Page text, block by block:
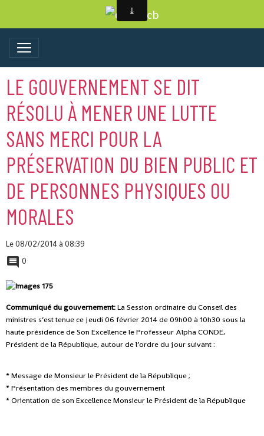
LE GOUVERNEMENT SE DIT
RÉSOLU À MENER UNE LUTTE
SANS MERCI POUR LA
PRÉSERVATION DU BIEN PUBLIC ET
DE PERSONNES PHYSIQUES OU
MORALES
Le 08/02/2014à 08:39
0
Communiqué du gouvernement:La Session ordinaire du Conseil des
ministres s’est tenue ce jeudi 06 février 2014 de 09h00 à 10h30 sous la
haute présidence de Son Excellence le Professeur Alpha CONDE,
Président de la République, autour de l’ordre du jour suivant :
* Message de Monsieur le Président de la République ;
* Présentation des membres du gouvernement
* Orientation de son Excellence Monsieur le Président de la République